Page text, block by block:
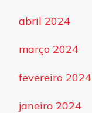
abril 2024
março 2024
fevereiro 2024
janeiro 2024